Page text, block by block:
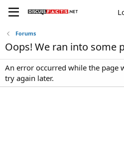
Forums
Oops! We ran into some
An error occurred while the page
try again later.